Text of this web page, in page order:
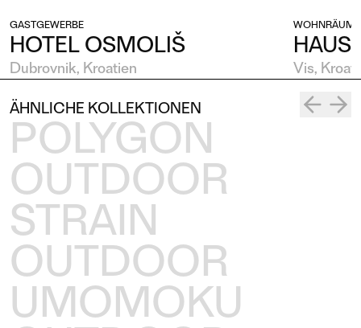
GASTGEWERBE
HOTEL OSMOLIŠ
Dubrovnik, Kroatien
WOHNRÄUME
HAUS
Vis,
ÄHNLICHE KOLLEKTIONEN
POLYGON
OUTDOOR
STRAIN
OUTDOOR
UMOMOKU